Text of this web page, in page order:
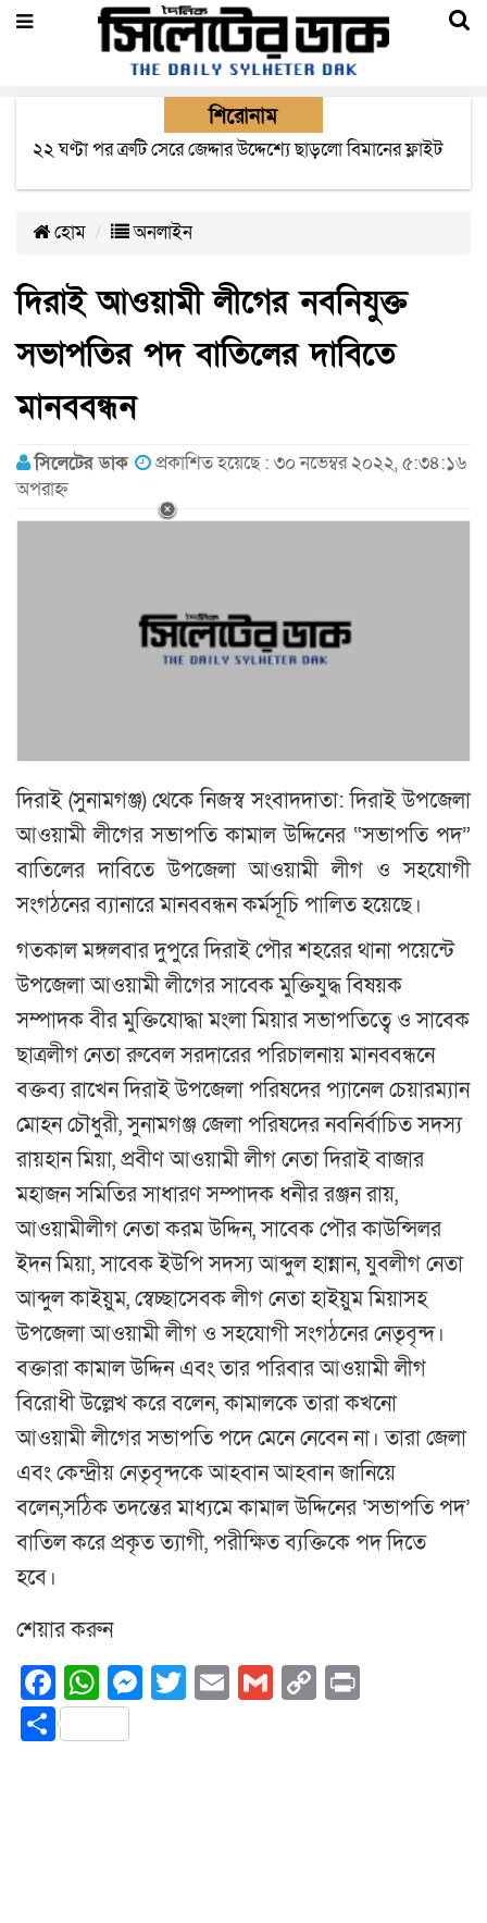
শিরোনাম
বাংলাদেশে এসে মার্কিন দূতের ভারতের হাই কমিশনারের সাথে
হোম অনলাইন
দিরাই আওয়ামী লীগের নবনিযুক্ত
সভাপতির পদ বাতিলের দাবিতে
মানববন্ধন
সিলেটের ডাক
প্রকাশিত হয়েছে : ৩০ নভেম্বর ২০২২, ৫:৩৪:১৬
অপরাহ্ন
দিরাই (সুনামগঞ্জ) থেকে নিজস্ব সংবাদদাতা: দিরাই উপজেলা
আওয়ামী লীগের সভাপতি কামাল উদ্দিনের “সভাপতি পদ”
বাতিলের দাবিতে উপজেলা আওয়ামী লীগ ও সহযোগী
সংগঠনের ব্যানারে মানববন্ধন কর্মসূচি পালিত হয়েছে।
গতকাল মঙ্গলবার দুপুরে দিরাই পৌর শহরের থানা পয়েন্টে
উপজেলা আওয়ামী লীগের সাবেক মুক্তিযুদ্ধ বিষয়ক
সম্পাদক বীর মুক্তিযোদ্ধা মংলা মিয়ার সভাপতিত্বে ও সাবেক
ছাত্রলীগ নেতা রুবেল সরদারের পরিচালনায় মানববন্ধনে
বক্তব্য রাখেন দিরাই উপজেলা পরিষদের প্যানেল চেয়ারম্যান
মোহন চৌধুরী, সুনামগঞ্জ জেলা পরিষদের নবনির্বাচিত সদস্য
রায়হান মিয়া, প্রবীণ আওয়ামী লীগ নেতা দিরাই বাজার
মহাজন সমিতির সাধারণ সম্পাদক ধনীর রঞ্জন রায়,
আওয়ামীলীগ নেতা করম উদ্দিন, সাবেক পৌর কাউন্সিলর
ইদন মিয়া, সাবেক ইউপি সদস্য আব্দুল হান্নান, যুবলীগ নেতা
আব্দুল কাইয়ুম, স্বেচ্ছাসেবক লীগ নেতা হাইয়ুম মিয়াসহ
উপজেলা আওয়ামী লীগ ও সহযোগী সংগঠনের নেতৃবৃন্দ।
বক্তারা কামাল উদ্দিন এবং তার পরিবার আওয়ামী লীগ
বিরোধী উল্লেখ করে বলেন, কামালকে তারা কখনো
আওয়ামী লীগের সভাপতি পদে মেনে নেবেন না। তারা জেলা
এবং কেন্দ্রীয় নেতৃবৃন্দকে আহবান আহবান জানিয়ে
বলেন,সঠিক তদন্তের মাধ্যমে কামাল উদ্দিনের ‘সভাপতি পদ’
বাতিল করে প্রকৃত ত্যাগী, পরীক্ষিত ব্যক্তিকে পদ দিতে
হবে।
শেয়ার করুন
Facebook
WhatsApp
Messenger
Twitter
EmailGmail
Copy
Share